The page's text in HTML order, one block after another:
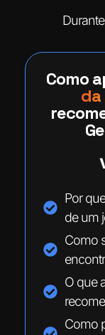
Como
da
Por
de um
Como
O que
Como